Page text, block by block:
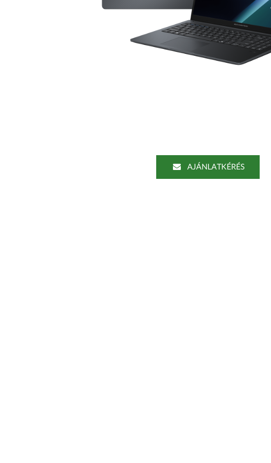
AJÁNLATKÉRÉS